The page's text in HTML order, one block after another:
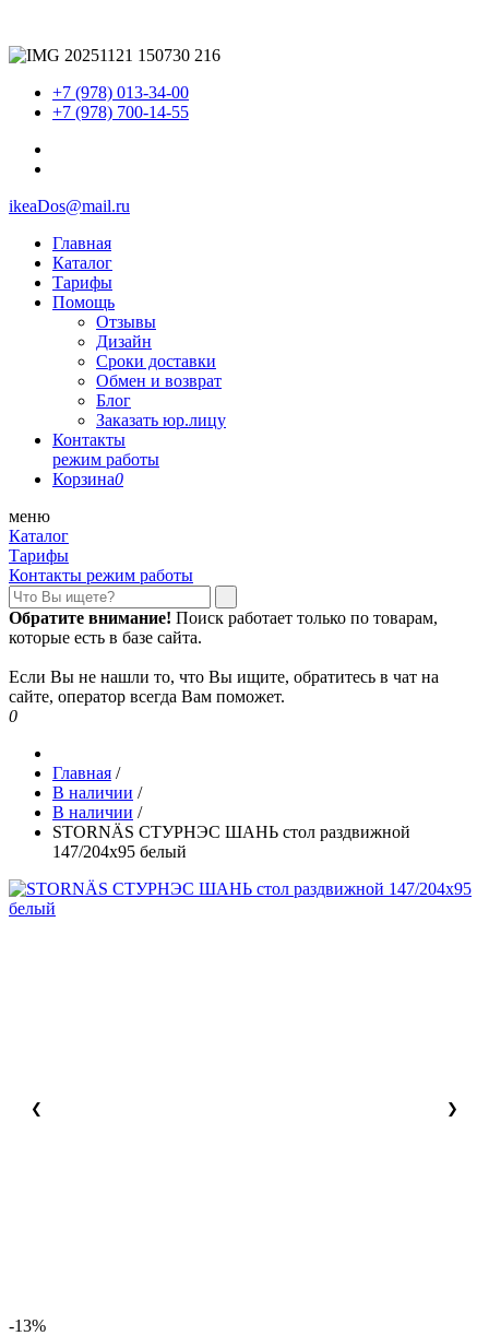
+7 (978) 013-34-00
+7 (978) 700-14-55
ikeaDos@mail.ru
Главная
Каталог
Тарифы
Помощь
Отзывы
Дизайн
Сроки доставки
Обмен и возврат
Блог
Заказать юр.лицу
Контакты
режим работы
Корзина0
меню
Каталог
Тарифы
Контакты режим работы
Обратите внимание! Поиск работает только по товарам,
которые есть в базе сайта.
Если Вы не нашли то, что Вы ищите, обратитесь в чат на
сайте, оператор всегда Вам поможет.
0
Главная /
В наличии /
В наличии /
STORNÄS СТУРНЭС ШАНЬ стол раздвижной
147/204x95 белый
❮ ❯
-13%